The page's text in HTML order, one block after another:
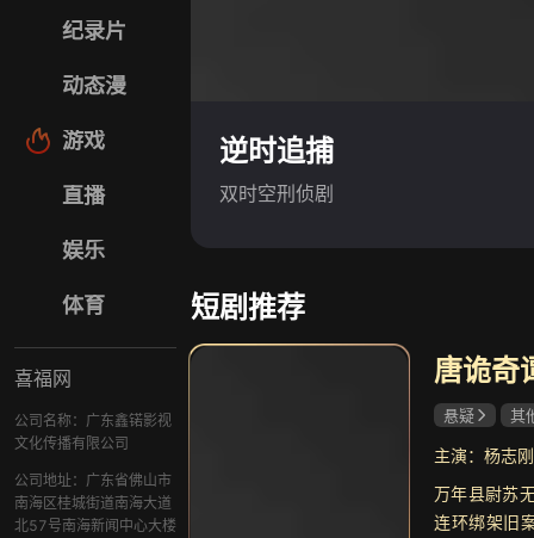
纪录片
动态漫
游戏
直播
娱乐
体育
喜福网
公司名称：广东鑫锘影视
文化传播有限公司
公司地址：广东省佛山市
南海区桂城街道南海大道
北57号南海新闻中心大楼
逆时追捕
双时空刑侦剧
短剧推荐
唐诡奇
悬疑
其
万年县尉苏
连环绑架旧